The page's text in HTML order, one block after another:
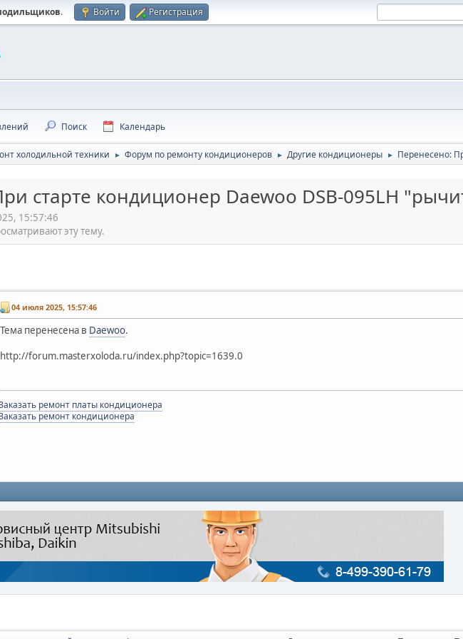
. Войти Регистрация
Поиск Календарь
холодильной техники ► Форум по ремонту кондиционеров ► Другие кондиционеры ► Перенесено:
старте кондиционер Daewoo DSB-095LH
15:57:46
эту тему.
04 июля 2025, 15:57:46
Тема перенесена в Daewoo.
http://forum.masterxoloda.ru/index.php?topic=1639.0
ремонт платы кондиционера
ремонт кондиционера